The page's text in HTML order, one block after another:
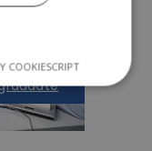
COOKIESCRIPT